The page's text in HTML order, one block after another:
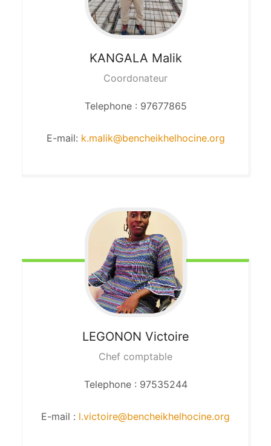
KANGALA Malik
Coordonateur
Telephone : 97677865
E-mail: k.malik@bencheikhelhocine.org
LEGONON Victoire
Chef comptable
Telephone : 97535244
E-mail : l.victoire@bencheikhelhocine.org